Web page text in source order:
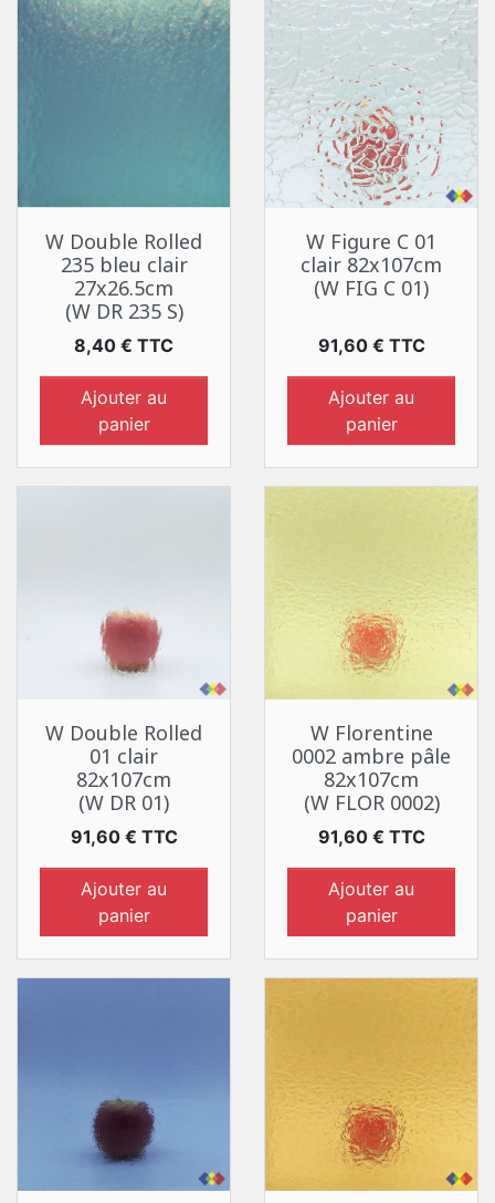
W Double Rolled
235 bleu clair
27x26.5cm
(W DR 235 S)
Prix
8,40 € TTC
Ajouter au
panier
W Figure C 01
clair 82x107cm
(W FIG C 01)
Prix
91,60 € TTC
Ajouter au
panier
W Double Rolled
01 clair
82x107cm
(W DR 01)
Prix
91,60 € TTC
Ajouter au
panier
W Florentine
0002 ambre pâle
82x107cm
(W FLOR 0002)
Prix
91,60 € TTC
Ajouter au
panier